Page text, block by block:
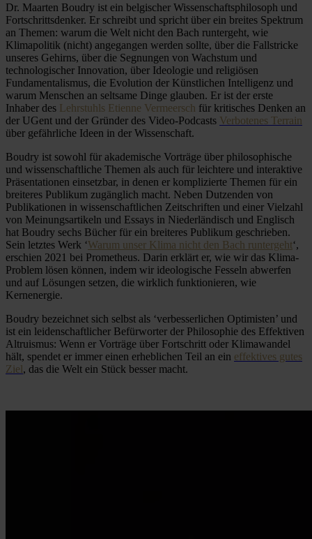
Dr. Maarten Boudry ist ein belgischer Wissenschaftsphilosoph und
Fortschrittsdenker. Er schreibt und spricht über ein breites Spektrum
an Themen: warum die Welt nicht den Bach runtergeht, wie
Klimapolitik (nicht) angegangen werden sollte, über die Fallstricke
unseres Gehirns, über die Segnungen von Wachstum und
technologischer Innovation, über Ideologie und religiösen
Fundamentalismus, die Evolution der Künstlichen Intelligenz und
warum Menschen an seltsame Dinge glauben. Er ist der erste
Inhaber des Lehrstuhls Etienne Vermeersch für kritisches Denken an
der UGent und der Gründer des Video-Podcasts Verbotenes Terrain
über gefährliche Ideen in der Wissenschaft.
Boudry ist sowohl für akademische Vorträge über philosophische
und wissenschaftliche Themen als auch für leichtere und interaktive
Präsentationen einsetzbar, in denen er komplizierte Themen für ein
breiteres Publikum zugänglich macht. Neben Dutzenden von
Publikationen in wissenschaftlichen Zeitschriften und einer Vielzahl
von Meinungsartikeln und Essays in Niederländisch und Englisch
hat Boudry sechs Bücher für ein breiteres Publikum geschrieben.
Sein letztes Werk ‘Warum unser Klima nicht den Bach runtergeht‘,
erschien 2021 bei Prometheus. Darin erklärt er, wie wir das Klima-
Problem lösen können, indem wir ideologische Fesseln abwerfen
und auf Lösungen setzen, die wirklich funktionieren, wie
Kernenergie.
Boudry bezeichnet sich selbst als ‘verbesserlichen Optimisten’ und
ist ein leidenschaftlicher Befürworter der Philosophie des Effektiven
Altruismus: Wenn er Vorträge über Fortschritt oder Klimawandel
hält, spendet er immer einen erheblichen Teil an ein effektives gutes
Ziel, das die Welt ein Stück besser macht.